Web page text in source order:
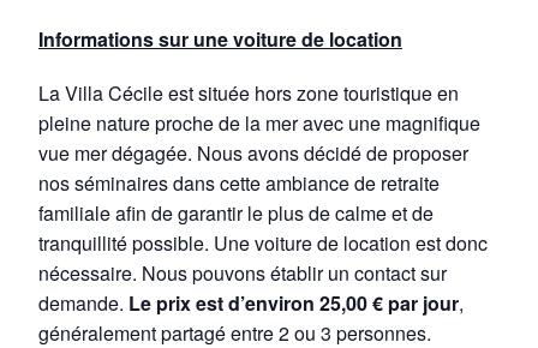
Informations sur une voiture de location
La Villa Cécile est située hors zone touristique en
pleine nature proche de la mer avec une magnifique
vue mer dégagée. Nous avons décidé de proposer
nos séminaires dans cette ambiance de retraite
familiale afin de garantir le plus de calme et de
tranquillité possible. Une voiture de location est donc
nécessaire. Nous pouvons établir un contact sur
demande. Le prix est d’environ 25,00 € par jour,
généralement partagé entre 2 ou 3 personnes.